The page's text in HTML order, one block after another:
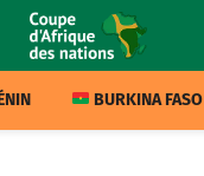
BURKINA FASO